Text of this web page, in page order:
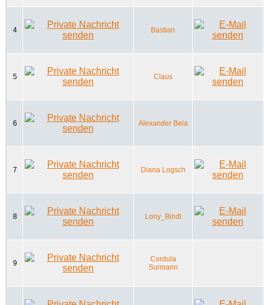
4 Bastian
5 Claus
6 Alexander Bela
7 Diana Logsch
8 Lony_Bindl
9
Cordula
Surmann